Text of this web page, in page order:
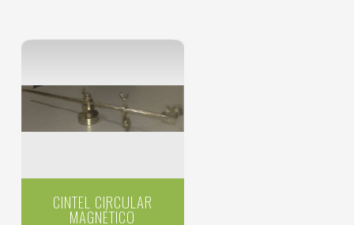
CINTEL CIRCULAR
MAGNÉTICO